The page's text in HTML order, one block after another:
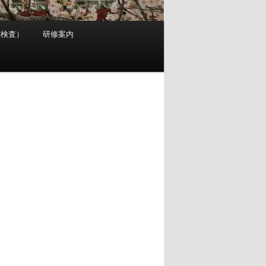
査） 研修案内